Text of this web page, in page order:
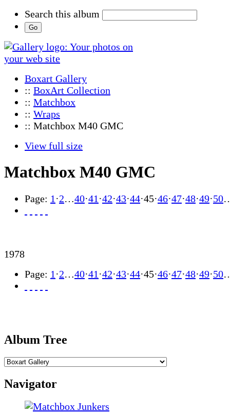
Search this album
Boxart Gallery
:: BoxArt Collection
:: Matchbox
:: Wraps
:: Matchbox M40 GMC
View full size
Matchbox M40 GMC
Page: 1 ·2…40·41 ·42·43·44·45·46·47·48·49·50
1978
Page: 1 ·2…40·41 ·42·43·44·45·46·47·48·49·50
Album Tree
Navigator